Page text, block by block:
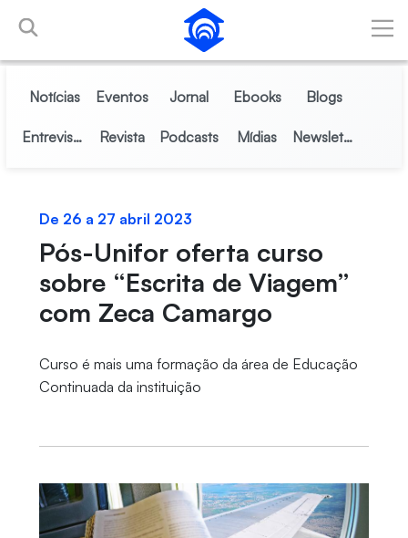
Pular para o Conteúdo principal
Notícias Eventos Jornal Ebooks Blogs
Entrevistas Revista Podcasts Mídias Newsletter
De 26 a 27 abril 2023
Pós-Unifor oferta curso
sobre “Escrita de Viagem”
com Zeca Camargo
Curso é mais uma formação da área de Educação
Continuada da instituição